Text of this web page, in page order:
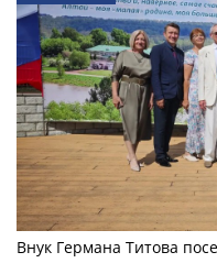
Внук Германа Титова